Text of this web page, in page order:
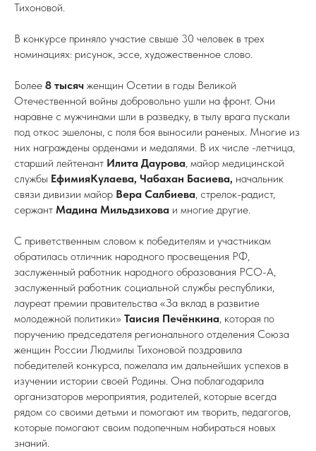
Тихоновой.
В конкурсе приняло участие свыше 30 человек в трех
номинациях: рисунок, эссе, художественное слово.
Более 8 тысяч женщин Осетии в годы Великой
Отечественной войны добровольно ушли на фронт. Они
наравне с мужчинами шли в разведку, в тылу врага пускали
под откос эшелоны, с поля боя выносили раненых. Многие из
них награждены орденами и медалями. В их числе -летчица,
старший лейтенант Илита Даурова, майор медицинской
службы ЕфимияКулаева, Чабахан Басиева, начальник
связи дивизии майор Вера Салбиева, стрелок-радист,
сержант Мадина Мильдзихова и многие другие.
С приветственным словом к победителям и участникам
обратилась отличник народного просвещения РФ,
заслуженный работник народного образования РСО-А,
заслуженный работник социальной службы республики,
лауреат премии правительства «За вклад в развитие
молодежной политики» Таисия Печёнкина, которая по
поручению председателя регионального отделения Союза
женщин России Людмилы Тихоновой поздравила
победителей конкурса, пожелала им дальнейших успехов в
изучении истории своей Родины. Она поблагодарила
организаторов мероприятия, родителей, которые всегда
рядом со своими детьми и помогают им творить, педагогов,
которые помогают своим подопечным набираться новых
знаний.